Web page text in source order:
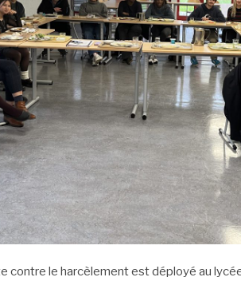
contre le harcèlement est déployé au